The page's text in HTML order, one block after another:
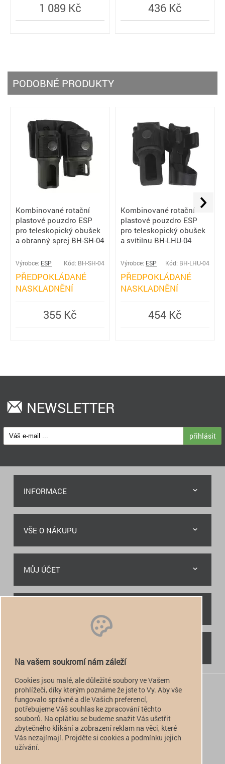
1 089 Kč 436 Kč
PODOBNÉ PRODUKTY
Kombinované rotační
plastové pouzdro ESP
pro teleskopický obušek
a obranný sprej BH-SH-04
Výrobce: ESP Kód: BH-SH-04
PŘEDPOKLÁDANÉ
NASKLADNĚNÍ
355 Kč
Kombinované rotační
plastové pouzdro ESP
pro teleskopický obušek
a svítilnu BH-LHU-04
Výrobce: ESP Kód: BH-LHU-04
PŘEDPOKLÁDANÉ
NASKLADNĚNÍ
454 Kč
NEWSLETTER
přihlásit
INFORMACE
VŠE O NÁKUPU
MŮJ ÚČET
 +420 774 949 776
 info@alfatactical.cz
verze pro PC
Na vašem soukromí nám záleží
Cookies jsou malé, ale důležité soubory ve Vašem
prohlížeči, díky kterým poznáme že jste to Vy. Aby vše
fungovalo správně a dle Vašich preferencí,
potřebujeme Váš souhlas ke zpracování těchto
souborů. Na oplátku se budeme snažit Vás ušetřit
zbytečného klikání a zobrazení reklam na věci, které
Vás nezajímají. Projděte si cookies a podmínku jejich
užívání.